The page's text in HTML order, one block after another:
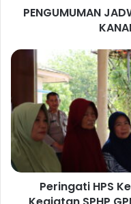
D
L
S
D
P
PENGUMUMAN
P
i
n
a
t
i
Peringati HPS